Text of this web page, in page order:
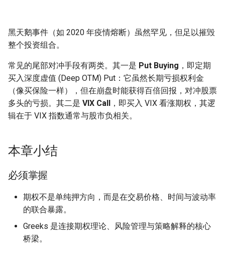
黑天鹅事件（如 2020 年疫情熔断）虽然罕见，但足以摧毁
整个投资组合。
常见的尾部对冲手段有两类。其一是 Put Buying ，即定期
买入深度虚值 (Deep OTM) Put：它虽然长期亏损权利金
（像买保险一样），但在崩盘时能获得百倍回报，对冲股票
多头的亏损。其二是 VIX Call
，即买入 VIX 看涨期权，其逻
辑在于 VIX 指数通常与股市负相关。
本章小结
必须掌握
期权不是单纯押方向，而是在交易价格、时间与波动率
的联合暴露。
Greeks 是连接期权理论、风险管理与策略解释的核心
桥梁。